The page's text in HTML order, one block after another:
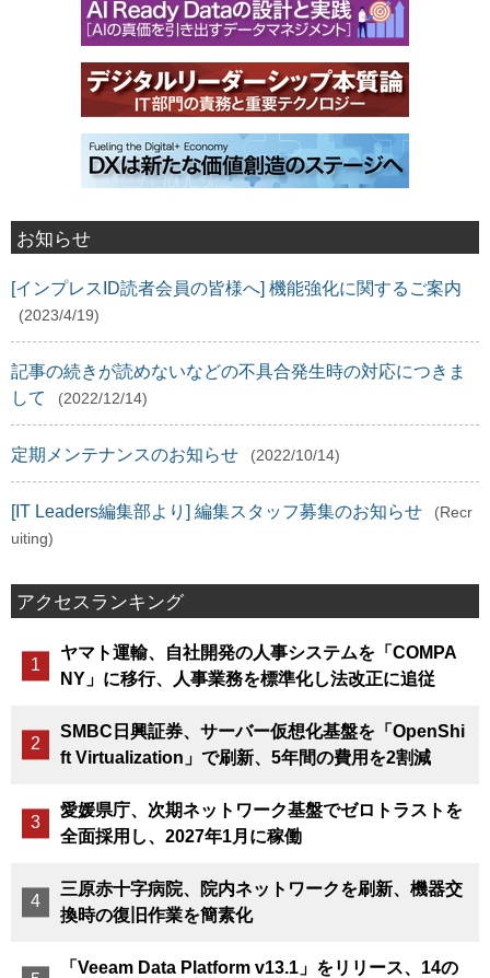
お知らせ
[インプレスID読者会員の皆様へ] 機能強化に関するご案内
(2023/4/19)
記事の続きが読めないなどの不具合発生時の対応につきま
して
(2022/12/14)
定期メンテナンスのお知らせ (2022/10/14)
[IT Leaders編集部より] 編集スタッフ募集のお知らせ
(Recr
uiting)
アクセスランキング
ヤマト運輸、自社開発の人事システムを「COMPA
NY」に移行、人事業務を標準化し法改正に追従
SMBC日興証券、サーバー仮想化基盤を「OpenShi
ft Virtualization」で刷新、5年間の費用を2割減
愛媛県庁、次期ネットワーク基盤でゼロトラストを
全面採用し、2027年1月に稼働
三原赤十字病院、院内ネットワークを刷新、機器交
換時の復旧作業を簡素化
「Veeam Data Platform v13.1」をリリース、14の